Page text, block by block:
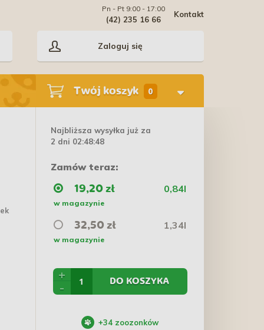
Kontakt
Pn - Pt 9:00 - 17:00
(42) 235 16 66
Zaloguj się
Twój koszyk 0
Najbliższa wysyłka już za
2 dni 02:48:47
Zamów teraz:
19,20 zł 0,84l
w magazynie
32,50 zł 1,34l
w magazynie
+
-
DO KOSZYKA
+34 zoozonków